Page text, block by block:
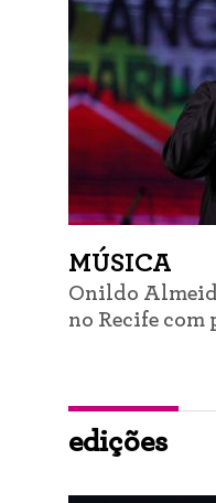
MÚSICA
Onildo
no Recife
edições